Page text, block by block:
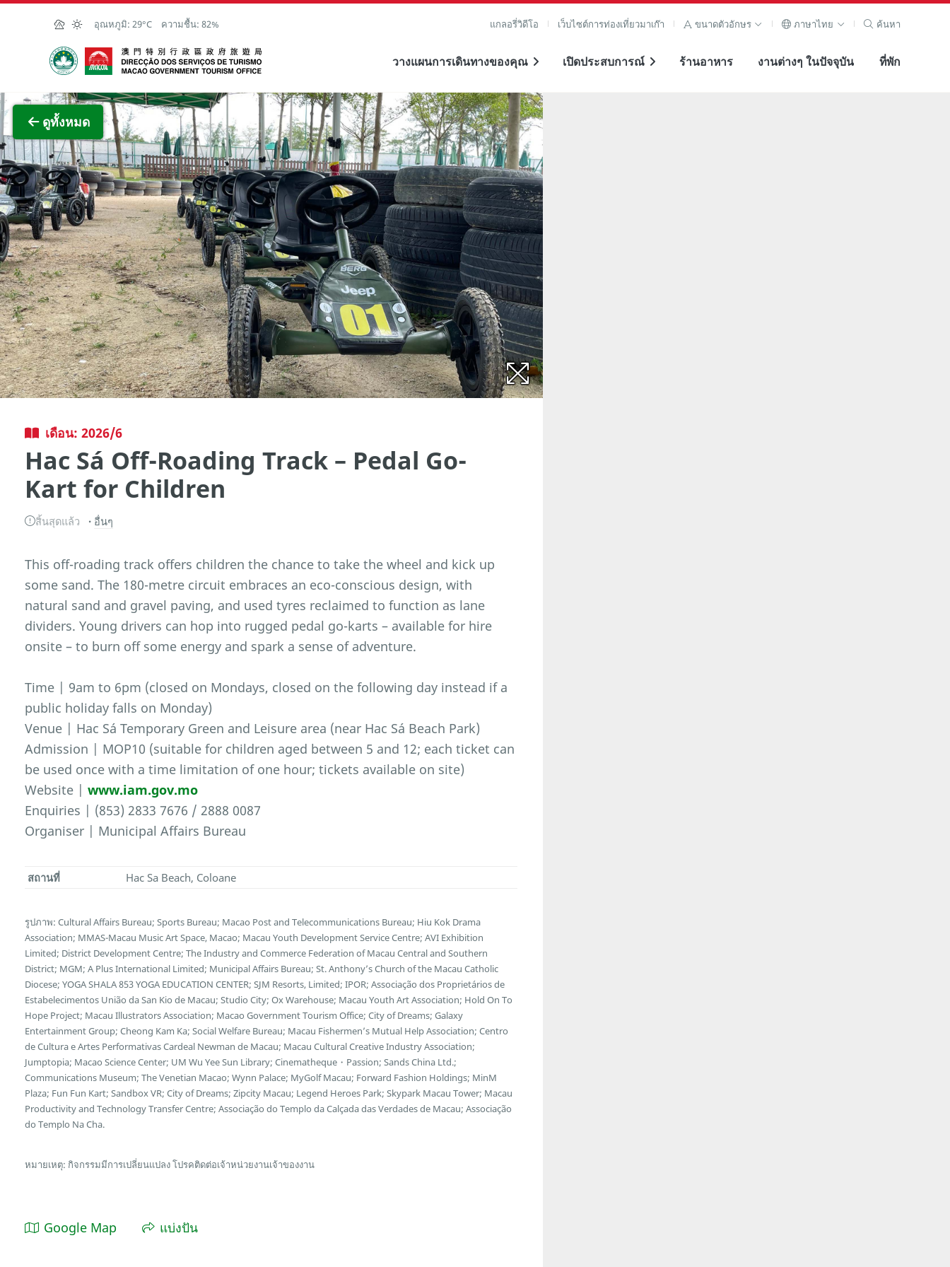
Skip to Main Content
อุณหภูมิ: 29°C ความชื้น: 82% แกลอรี่วิดีโอ เว็บไซต์การท่องเที่ยวมาเก๊า ขนาดตัวอักษร ภาษาไทย ค้นหา
สำนักงานการท่องเที่ยวของรัฐบาลมาเก๊า
วางแผนการเดินทางของคุณ เปิดประสบการณ์ ร้านอาหาร งานต่างๆ ในปัจจุบัน ที่พัก
ดูทั้งหมด
ภาพขยาย
เดือน: 2026/6
Hac Sá Off-Roading Track – Pedal Go-
Kart for Children
สิ้นสุดแล้ว อื่นๆ
This off-roading track offers children the chance to take the wheel and kick up
some sand. The 180-metre circuit embraces an eco-conscious design, with
natural sand and gravel paving, and used tyres reclaimed to function as lane
dividers. Young drivers can hop into rugged pedal go-karts – available for hire
onsite – to burn off some energy and spark a sense of adventure.
Time | 9am to 6pm (closed on Mondays, closed on the following day instead if a
public holiday falls on Monday)
Venue | Hac Sá Temporary Green and Leisure area (near Hac Sá Beach Park)
Admission | MOP10 (suitable for children aged between 5 and 12; each ticket can
be used once with a time limitation of one hour; tickets available on site)
Website |www.iam.gov.mo
Enquiries | (853) 2833 7676 / 2888 0087
Organiser | Municipal Affairs Bureau
สถานที่ Hac Sa Beach, Coloane
รูปภาพ: Cultural Affairs Bureau; Sports Bureau; Macao Post and Telecommunications Bureau; Hiu Kok Drama
Association; MMAS-Macau Music Art Space, Macao; Macau Youth Development Service Centre; AVI Exhibition
Limited; District Development Centre; The Industry and Commerce Federation of Macau Central and Southern
District; MGM; A Plus International Limited; Municipal Affairs Bureau; St. Anthony’s Church of the Macau Catholic
Diocese; YOGA SHALA 853 YOGA EDUCATION CENTER; SJM Resorts, Limited; IPOR; Associação dos Proprietários de
Estabelecimentos União da San Kio de Macau; Studio City; Ox Warehouse; Macau Youth Art Association; Hold On To
Hope Project; Macau Illustrators Association; Macao Government Tourism Office; City of Dreams; Galaxy
Entertainment Group; Cheong Kam Ka; Social Welfare Bureau; Macau Fishermen’s Mutual Help Association; Centro
de Cultura e Artes Performativas Cardeal Newman de Macau; Macau Cultural Creative Industry Association;
Jumptopia; Macao Science Center; UM Wu Yee Sun Library; Cinematheque・Passion; Sands China Ltd.;
Communications Museum; The Venetian Macao; Wynn Palace; MyGolf Macau; Forward Fashion Holdings; MinM
Plaza; Fun Fun Kart; Sandbox VR; City of Dreams; Zipcity Macau; Legend Heroes Park; Skypark Macau Tower; Macau
Productivity and Technology Transfer Centre; Associação do Templo da Calçada das Verdades de Macau; Associação
do Templo Na Cha.
หมายเหตุ: กิจกรรมมีการเปลี่ยนแปลง โปรคติดต่อเจ้าหน่วยงานเจ้าของงาน
Google Map แบ่งปัน